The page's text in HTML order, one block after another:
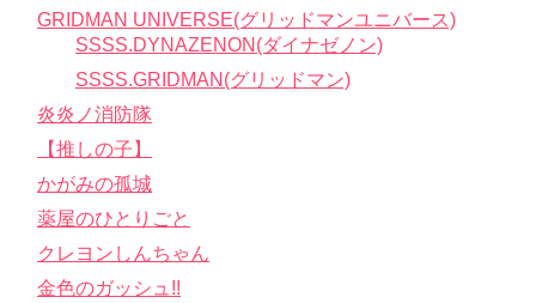
GRIDMAN UNIVERSE(グリッドマンユニバース)
SSSS.DYNAZENON(ダイナゼノン)
SSSS.GRIDMAN(グリッドマン)
炎炎ノ消防隊
【推しの子】
かがみの孤城
薬屋のひとりごと
クレヨンしんちゃん
金色のガッシュ!!